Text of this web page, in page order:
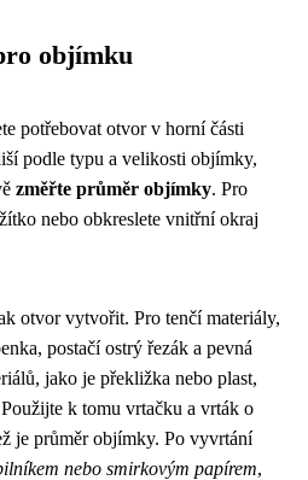
objímku
potřebovat otvor v horní části
podle typu a velikosti objímky,
změřte průměr objímky. Pro
nebo obkreslete vnitřní okraj
otvor vytvořit. Pro tenčí materiály,
postačí ostrý řezák a pevná
jako je překližka nebo plast,
k tomu vrtačku a vrták o
je průměr objímky. Po vyvrtání
nebo smirkovým papírem,